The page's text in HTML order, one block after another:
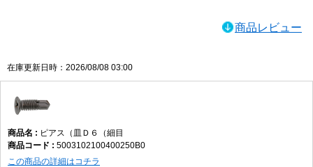
商品レビュー
在庫更新日時：2026/08/08 03:00
ピアス（皿Ｄ６（細目
5003102100400250B0
この商品の詳細はコチラ